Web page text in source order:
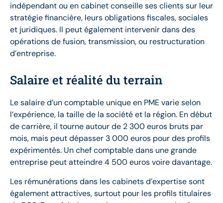
indépendant ou en cabinet conseille ses clients sur leur
stratégie financière, leurs obligations fiscales, sociales
et juridiques. Il peut également intervenir dans des
opérations de fusion, transmission, ou restructuration
d’entreprise.
Salaire et réalité du terrain
Le salaire d’un comptable unique en PME varie selon
l’expérience, la taille de la société et la région. En début
de carrière, il tourne autour de 2 300 euros bruts par
mois, mais peut dépasser 3 000 euros pour des profils
expérimentés. Un chef comptable dans une grande
entreprise peut atteindre 4 500 euros voire davantage.
Les rémunérations dans les cabinets d’expertise sont
également attractives, surtout pour les profils titulaires